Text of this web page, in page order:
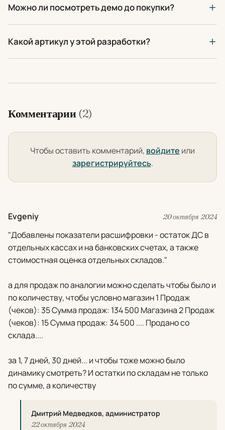
Можно ли посмотреть демо до покупки?
Какой артикул у этой разработки?
Комментарии (2)
Чтобы оставить комментарий, войдите или
зарегистрируйтесь.
Evgeniy 20 октября 2024
"Добавлены показатели расшифровки - остаток ДС в
отдельных кассах и на банковских счетах, а также
стоимостная оценка отдельных складов."
а для продаж по аналогии можно сделать чтобы было и
по количеству, чтобы условно магазин 1 Продаж
(чеков): 35 Сумма продаж: 134 500 Магазина 2 Продаж
(чеков): 15 Сумма продаж: 34 500 .... Продано со
склада....
за 1, 7 дней, 30 дней... и чтобы тоже можно было
динамику смотреть? И остатки по складам не только
по сумме, а количеству
Дмитрий Медведков, администратор
22 октября 2024